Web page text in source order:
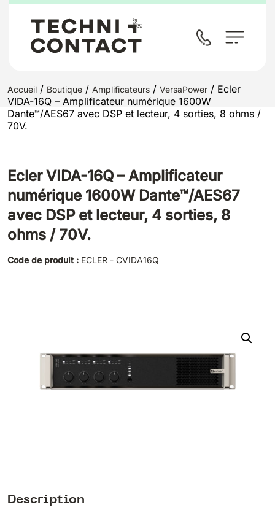
Accueil / Boutique / Amplificateurs / VersaPower / Ecler
VIDA-16Q – Amplificateur numérique 1600W
Dante™/AES67 avec DSP et lecteur, 4 sorties, 8 ohms /
70V.
Ecler VIDA-16Q – Amplificateur
numérique 1600W Dante™/AES67
avec DSP et lecteur, 4 sorties, 8
ohms / 70V.
Code de produit : ECLER - CVIDA16Q
Description